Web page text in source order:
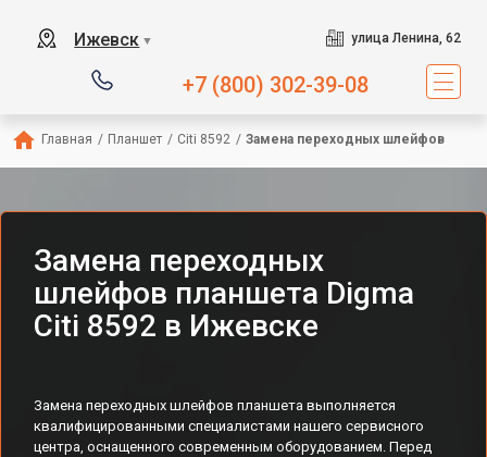
Ижевск ▼ улица Ленина, 62
+7 (800) 302-39-08
Главная / Планшет / Citi 8592 / Замена переходных шлейфов
Замена переходных
шлейфов планшета Digma
Citi 8592 в Ижевске
Замена переходных шлейфов планшета выполняется
квалифицированными специалистами нашего сервисного
центра, оснащенного современным оборудованием. Перед